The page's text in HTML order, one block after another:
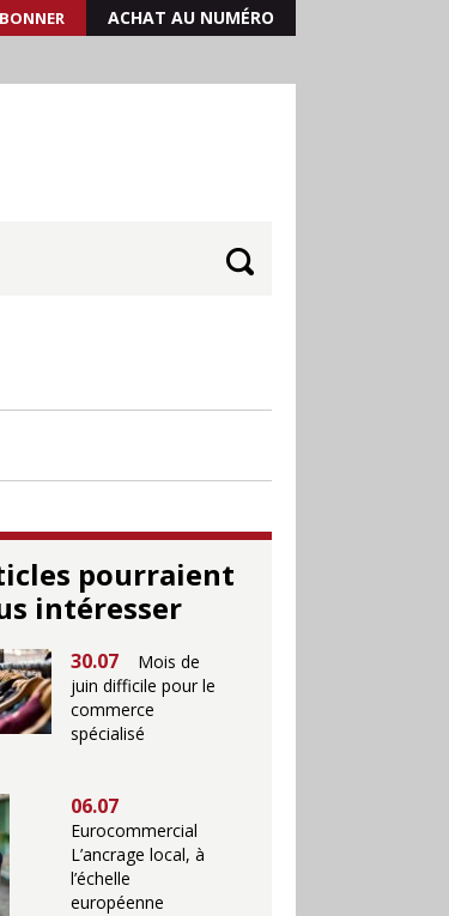
ACHAT AU NUMÉRO
pourraient
intéresser
30.07
Mois de
juin difficile pour le
commerce
spécialisé
06.07
Eurocommercial
L’ancrage local, à
l’échelle
européenne